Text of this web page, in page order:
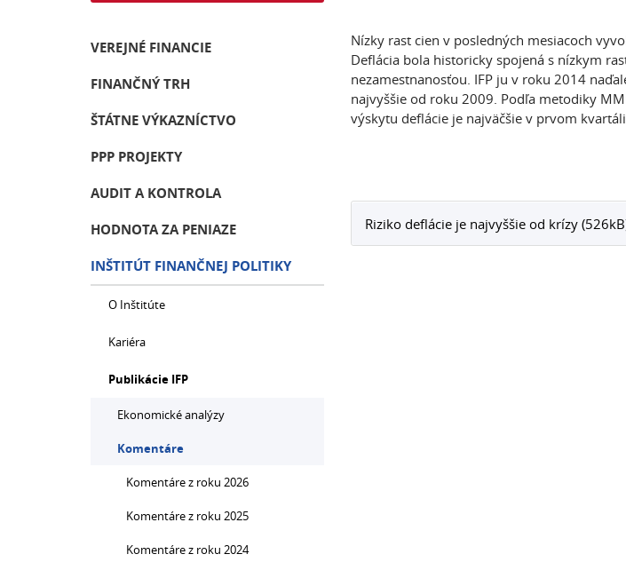
Nízky rast cien v posledných mesiacoch
Deflácia bola historicky spojená s nízkym
nezamestnanosťou. IFP ju v roku 2014
najvyššie od roku 2009. Podľa metodiky
výskytu deflácie je najväčšie v prvom
Riziko deflácie je najvyššie od krízy
VEREJNÉ FINANCIE
FINANČNÝ TRH
ŠTÁTNE VÝKAZNÍCTVO
PPP PROJEKTY
AUDIT A KONTROLA
HODNOTA ZA PENIAZE
INŠTITÚT FINANČNEJ POLITIKY
O Inštitúte
Kariéra
Publikácie IFP
Ekonomické analýzy
Komentáre
Komentáre z roku 2026
Komentáre z roku 2025
Komentáre z roku 2024